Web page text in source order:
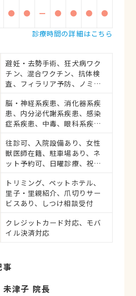
● ● ー ● ● ●
●
診療時間の詳細はこちら
避妊・去勢手術、狂犬病ワク
チン、混合ワクチン、抗体検
査、フィラリア予防、ノミ・
応、健康診断、各種検査、外
科手術
脳・神経系疾患、消化器系疾
患、内分泌代謝系疾患、感染
症系疾患、中毒、眼科系疾
すい臓系疾患、血液・免疫系
疾患、耳系疾患、寄生虫、心
の病気、皮膚系疾患、呼吸器
生殖器系疾患、腫瘍・がん、
アレルギー、歯と口腔系疾
患、けが・その他
往診可、入院設備あり、女性
獣医師在籍、駐車場あり、ネ
ット予約可、日曜診療、祝日
トリミング、ペットホテル、
里子・里親紹介、爪切りサー
ビスあり、しつけ相談受付
クレジットカード対応、モバ
イル決済対応
事
未津子 院長